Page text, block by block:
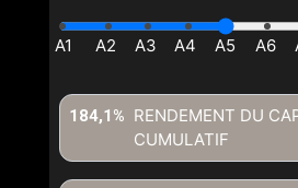
RENDEMENT DU
CUMULATIF
184,1%